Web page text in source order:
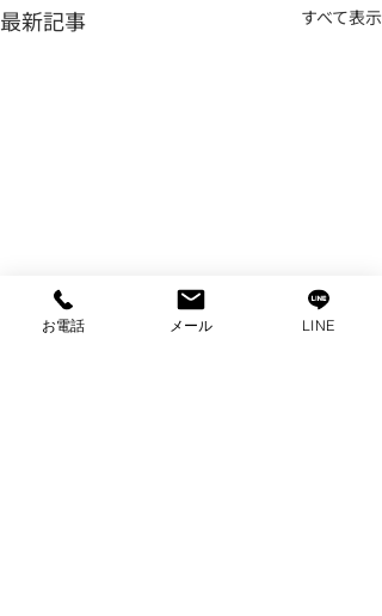
最新記事 すべて表示
お電話 メール LINE